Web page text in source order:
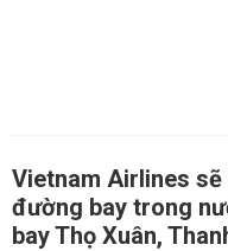
Vietnam Airlines
đường bay trong
bay Thọ Xuân,